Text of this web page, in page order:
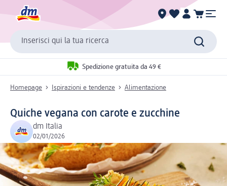
Inserisci qui la tua ricerca
Spedizione gratuita da 49 €
Homepage Ispirazioni e tendenze Alimentazione
Quiche vegana con carote e zucchine
dm Italia
02/01/2026